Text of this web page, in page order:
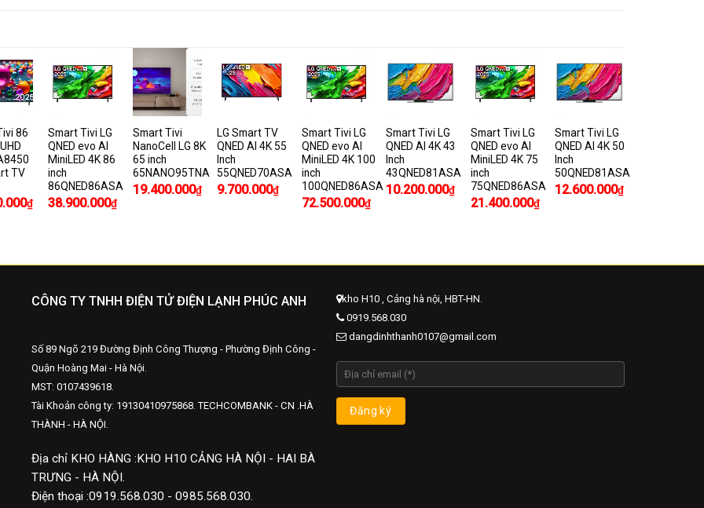
86
TV
₫
Smart Tivi LG
QNED evo AI
MiniLED 4K 86
inch
86QNED86ASA
38.900.000₫
Smart Tivi
NanoCell LG 8K
65 inch
65NANO95TNA
19.400.000₫
LG Smart TV
QNED AI 4K 55
Inch
55QNED70ASA
9.700.000₫
Smart Tivi LG
QNED evo AI
MiniLED 4K 100
inch
100QNED86ASA
72.500.000₫
Smart Tivi LG
QNED AI 4K 43
Inch
43QNED81ASA
10.200.000₫
Smart Tivi LG
QNED evo AI
MiniLED 4K 75
inch
75QNED86ASA
21.400.000₫
Smart Tivi LG
QNED AI 4K 50
Inch
50QNED81ASA
12.600.000₫
CÔNG TY TNHH ĐIỆN TỬ ĐIỆN LẠNH PHÚC ANH
Số 89 Ngõ 219 Đường Định Công Thượng - Phường Định Công -
Quận Hoàng Mai - Hà Nội.
MST: 0107439618.
Tài Khoản công ty: 19130410975868. TECHCOMBANK - CN .HÀ
THÀNH - HÀ NỘI.
Địa chỉ KHO HÀNG :KHO H10 CẢNG HÀ NỘI - HAI BÀ
TRƯNG - HÀ NỘI.
Điện thoại :0919.568.030 - 0985.568.030.
kho H10 , Cảng hà nội, HBT-HN.
0919.568.030
dangdinhthanh0107@gmail.com